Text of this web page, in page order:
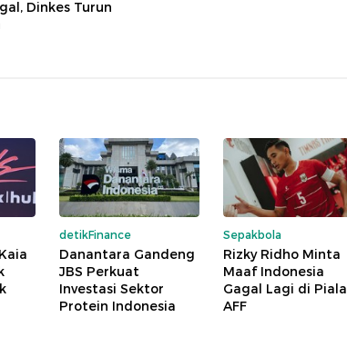
Dinkes Turun
detikFinance
Danantara Gandeng
JBS Perkuat
Investasi Sektor
Protein Indonesia
Sepakbola
Rizky Ridho Minta
Maaf Indonesia
Gagal Lagi di Piala
AFF